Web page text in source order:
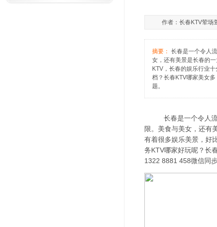
作者：长春KTV荤
摘要： 长春是一个令人
女，还有美景是长春的
KTV，长春的娱乐行业
档？长春KTV哪家美女
题。
长春是一个令人流连
限。美食与美女，还有
有着很多娱乐美景，好
务KTV哪家好玩呢？长
1322 8881 458微信同